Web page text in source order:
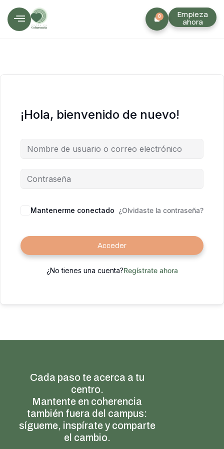
Empieza
ahora
0
¡Hola, bienvenido de nuevo!
Mantenerme conectado ¿Olvidaste la contraseña?
Acceder
¿No tienes una cuenta?Regístrate ahora
Cada paso te acerca a tu
centro.
Mantente en coherencia
también fuera del campus:
sígueme, inspírate y comparte
el cambio.